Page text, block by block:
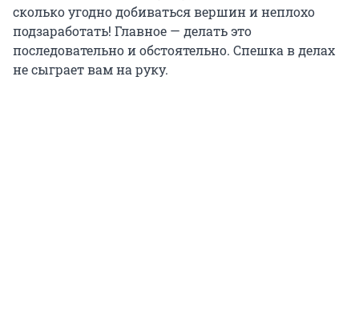
сколько угодно добиваться вершин и неплохо
подзаработать! Главное — делать это
последовательно и обстоятельно. Спешка в делах
не сыграет вам на руку.